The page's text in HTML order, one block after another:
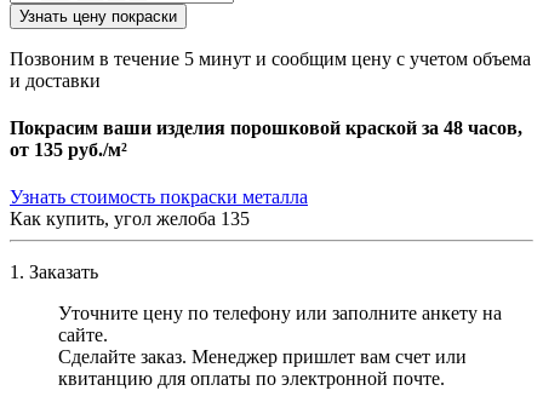
Узнать цену покраски
Позвоним в течение 5 минут и сообщим цену с учетом объема
и доставки
Покрасим ваши изделия порошковой краской за 48 часов,
от 135 руб./м²
Узнать стоимость покраски металла
Как купить, угол желоба 135
1. Заказать
Уточните цену по телефону или заполните анкету на
сайте.
Сделайте заказ. Менеджер пришлет вам счет или
квитанцию для оплаты по электронной почте.